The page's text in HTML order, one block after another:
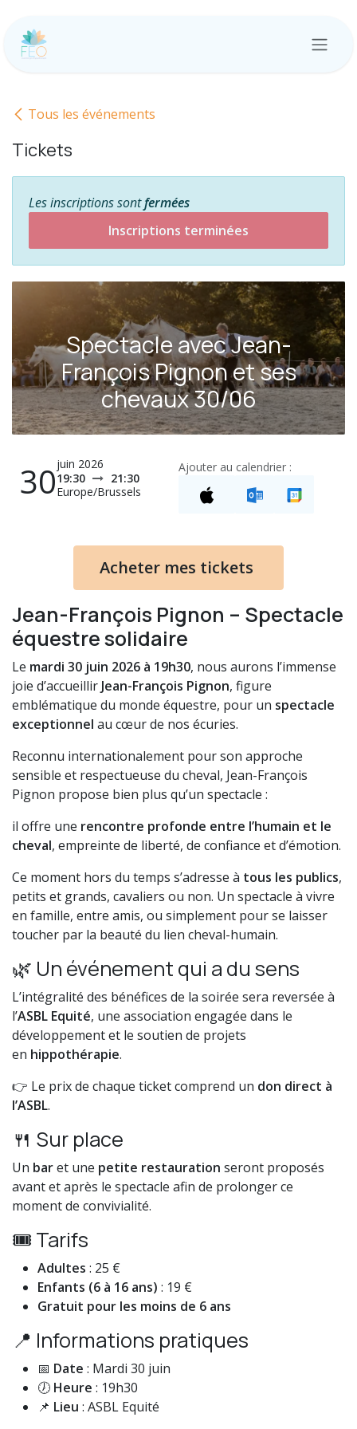
Tous les événements
Tickets
Les inscriptions sontfermées
Inscriptions terminées
Spectacle avec Jean-
François Pignon et ses
chevaux 30/06
30juin 2026
19:30
21:30
Europe/Brussels
Ajouter au calendrier :
Acheter mes tickets
Jean-François Pignon – Spectacle
équestre solidaire
Le mardi 30 juin 2026 à 19h30, nous aurons l’immense
joie d’accueillir Jean-François Pignon, figure
emblématique du monde équestre, pour un spectacle
exceptionnel au cœur de nos écuries.
Reconnu internationalement pour son approche
sensible et respectueuse du cheval, Jean-François
Pignon propose bien plus qu’un spectacle :
il offre une rencontre profonde entre l’humain et le
cheval, empreinte de liberté, de confiance et d’émotion.
Ce moment hors du temps s’adresse à tous les publics,
petits et grands, cavaliers ou non. Un spectacle à vivre
en famille, entre amis, ou simplement pour se laisser
toucher par la beauté du lien cheval-humain.
🌿 Un événement qui a du sens
L’intégralité des bénéfices de la soirée sera reversée à
l’ASBL Equité, une association engagée dans le
développement et le soutien de projets
en hippothérapie.
👉 Le prix de chaque ticket comprend un don direct à
l’ASBL.
🍴 Sur place
Un baret une petite restauration seront proposés
avant et après le spectacle afin de prolonger ce
moment de convivialité.
🎟️ Tarifs
Adultes : 25 €
Enfants (6 à 16 ans) : 19 €
Gratuit pour les moins de 6 ans
📍 Informations pratiques
📅 Date : Mardi 30 juin
🕖 Heure : 19h30
📌 Lieu : ASBL Equité